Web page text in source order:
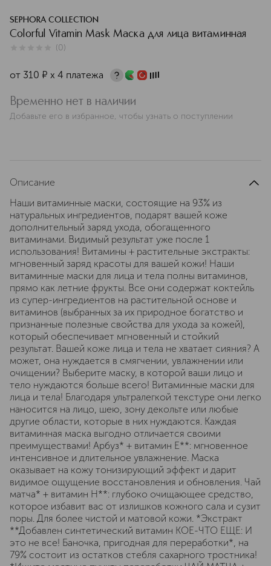
SEPHORA COLLECTION
Colorful Vitamin Mask Маска для лица витаминная
(0)
от 310 ¤ х 4 платежа
Временно нет в наличии
Добавьте его в избранное, чтобы узнать о поступлении
Описание
Наши витаминные маски, состоящие на 93% из
натуральных ингредиентов, подарят вашей коже
дополнительный заряд ухода, обогащенного
витаминами. Видимый результат уже после 1
использования! Витамины + растительные экстракты:
мгновенный заряд красоты для вашей кожи! Наши
витаминные маски для лица и тела полны витаминов,
прямо как летние фрукты. Все они содержат коктейль
из супер-ингредиентов на растительной основе и
витаминов (выбранных за их природное богатство и
признанные полезные свойства для ухода за кожей),
который обеспечивает мгновенный и стойкий
результат. Вашей коже лица и тела не хватает сияния? А
может, она нуждается в смягчении, увлажнении или
очищении? Выберите маску, в которой ваши лицо и
тело нуждаются больше всего! Витаминные маски для
лица и тела! Благодаря ультралегкой текстуре они легко
наносится на лицо, шею, зону декольте или любые
другие области, которые в них нуждаются. Каждая
витаминная маска выгодно отличается своими
преимуществами! Арбуз* + витамин E**: мгновенное
интенсивное и длительное увлажнение. Маска
оказывает на кожу тонизирующий эффект и дарит
видимое ощущение восстановления и обновления. Чай
матча* + витамин H**: глубоко очищающее средство,
которое избавит вас от излишков кожного сала и сузит
поры. Для более чистой и матовой кожи. *Экстракт
**Добавлен синтетический витамин КОЕ-ЧТО ЕЩЕ: И
это не все! Баночка, пригодная для переработки*, на
79% состоит из остатков стебля сахарного тростника!